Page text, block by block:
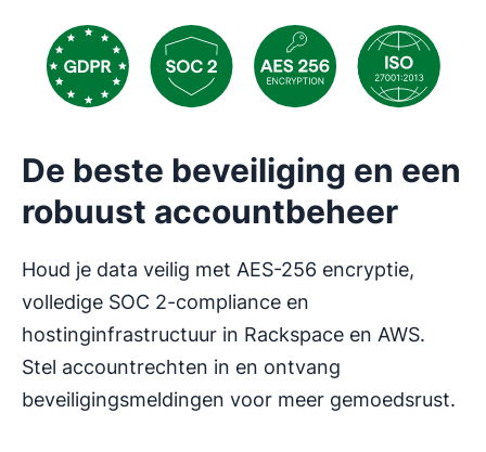
De beste beveiliging en een
robuust accountbeheer
Houd je data veilig met AES-256 encryptie,
volledige SOC 2-compliance en
hostinginfrastructuur in Rackspace en AWS.
Stel accountrechten in en ontvang
beveiligingsmeldingen voor meer gemoedsrust.